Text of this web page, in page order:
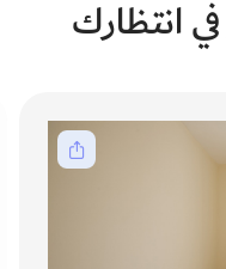
انتظارك